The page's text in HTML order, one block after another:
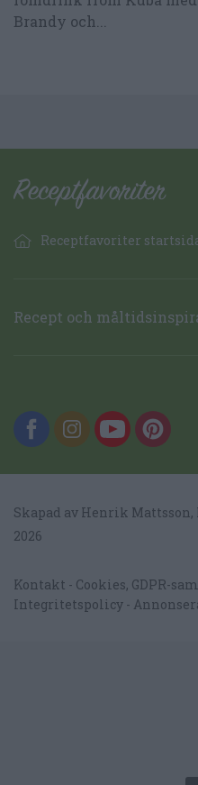
Brandy och...
Receptfavoriter
Recept och
Skapad av Henrik Mattsson,
2026
Kontakt
Cookies, GDPR-
Integritetspolicy